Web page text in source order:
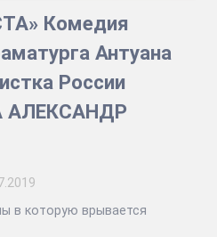
Комедия
Антуана
России
АЛЕКСАНДР
в которую врывается